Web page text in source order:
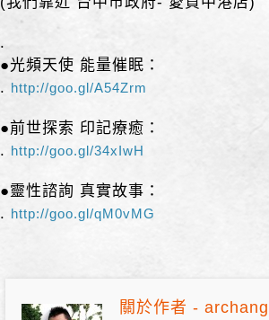
.
●光頻天使 能量催眠：
. http://goo.gl/A54Zrm
●前世探索 印記療癒：
. http://goo.gl/34xIwH
●靈性諮詢 真實故事：
. http://goo.gl/qM0vMG
關於作者 -